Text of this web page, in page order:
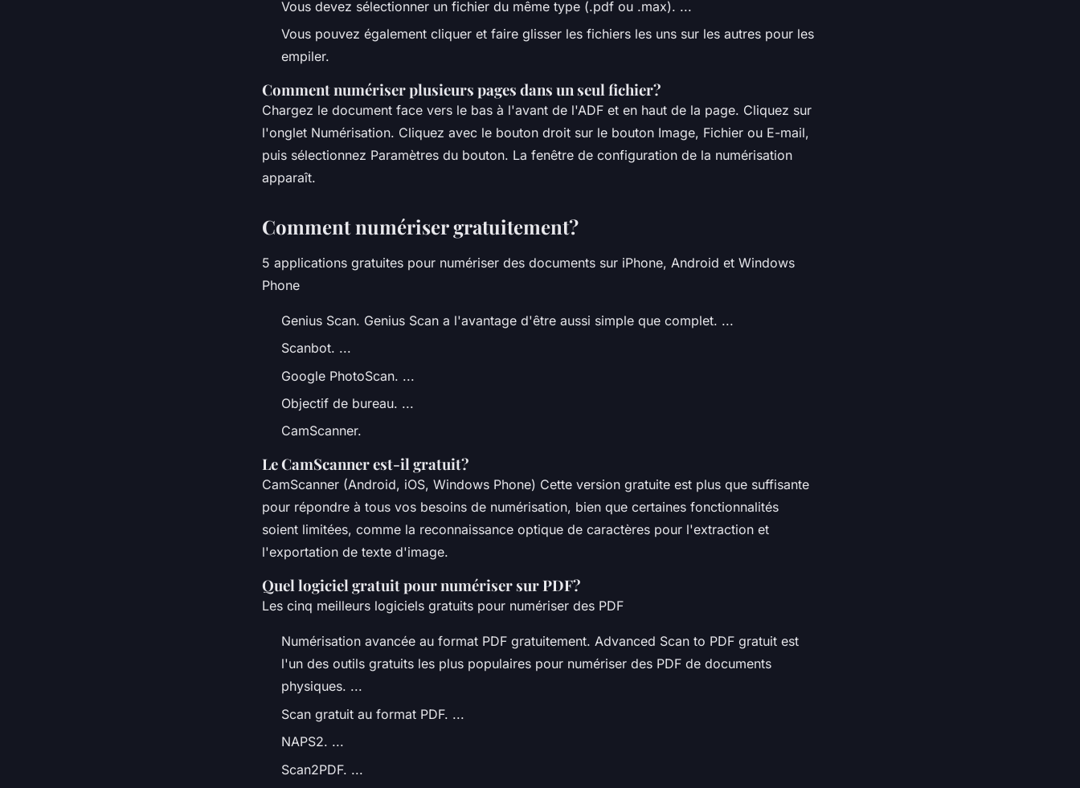
Vous devez sélectionner un fichier du même type (.pdf ou .max). ...
Vous pouvez également cliquer et faire glisser les fichiers les uns sur les autres pour les
empiler.
Comment numériser plusieurs pages dans un seul fichier?
Chargez le document face vers le bas à l'avant de l'ADF et en haut de la page. Cliquez sur
l'onglet Numérisation. Cliquez avec le bouton droit sur le bouton Image, Fichier ou E-mail,
puis sélectionnez Paramètres du bouton. La fenêtre de configuration de la numérisation
apparaît.
Comment numériser gratuitement?
5 applications gratuites pour numériser des documents sur iPhone, Android et Windows
Phone
Genius Scan. Genius Scan a l'avantage d'être aussi simple que complet. ...
Scanbot. ...
Google PhotoScan. ...
Objectif de bureau. ...
CamScanner.
Le CamScanner est-il gratuit?
CamScanner (Android, iOS, Windows Phone) Cette version gratuite est plus que suffisante
pour répondre à tous vos besoins de numérisation, bien que certaines fonctionnalités
soient limitées, comme la reconnaissance optique de caractères pour l'extraction et
l'exportation de texte d'image.
Quel logiciel gratuit pour numériser sur PDF?
Les cinq meilleurs logiciels gratuits pour numériser des PDF
Numérisation avancée au format PDF gratuitement. Advanced Scan to PDF gratuit est
l'un des outils gratuits les plus populaires pour numériser des PDF de documents
physiques. ...
Scan gratuit au format PDF. ...
NAPS2. ...
Scan2PDF. ...